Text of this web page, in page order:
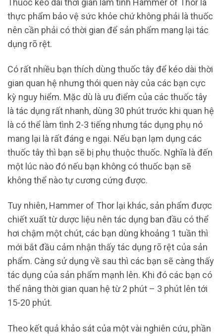
thực phẩm bảo vệ sức khỏe chứ không phải là thuốc
nên cần phải có thời gian để sản phẩm mang lại tác
dụng rõ rệt.
Có rất nhiều bạn thích dùng thuốc tây để kéo dài thời
gian quan hệ nhưng thói quen này của các bạn cực
kỳ nguy hiểm. Mặc dù là ưu điểm của các thuốc tây
là tác dụng rất nhanh, dùng 30 phút trước khi quan hệ
là có thể làm tình 2-3 tiếng nhưng tác dụng phụ nó
mang lại là rất đáng e ngại. Nếu bạn lạm dụng các
thuốc tây thì bạn sẽ bị phụ thuộc thuốc. Nghĩa là đến
một lúc nào đó nếu bạn không có thuốc bạn sẽ
không thể nào tự cương cứng được.
Tuy nhiên, Hammer of Thor lại khác, sản phẩm được
chiết xuất từ dược liệu nên tác dụng ban đầu có thể
hơi chậm một chút, các bạn dùng khoảng 1 tuần thì
mới bắt đầu cảm nhận thấy tác dụng rõ rệt của sản
phẩm. Càng sử dụng về sau thì các bạn sẽ càng thấy
tác dụng của sản phẩm mạnh lên. Khi đó các bạn có
thể nâng thời gian quan hệ từ 2 phút – 3 phút lên tới
15-20 phút.
Theo kết quả khảo sát của một vài nghiên cứu, phần